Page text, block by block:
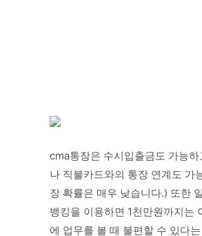
cma통장은 수시입출금도 가능
나 직불카드와의 통장 연계도 가
장 확률은 매우 낮습니다.) 또한
뱅킹을 이용하면 1천만원까지는
에 업무를 볼 때 불편할 수 있다